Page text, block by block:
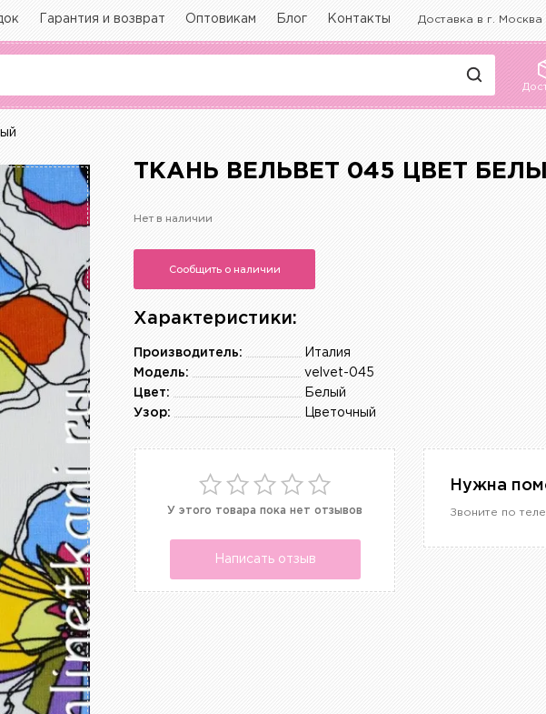
Гарантия и возврат Оптовикам Блог Контакты Доставка в г. Москва
ТКАНЬ ВЕЛЬВЕТ 045 ЦВЕТ
Нет в наличии
Сообщить о наличии
Характеристики:
Италия
Производитель:
velvet-045
Модель:
Белый
Цвет:
Цветочный
Узор:
У этого товара пока нет отзывов
Написать отзыв
Нужна
Звоните по